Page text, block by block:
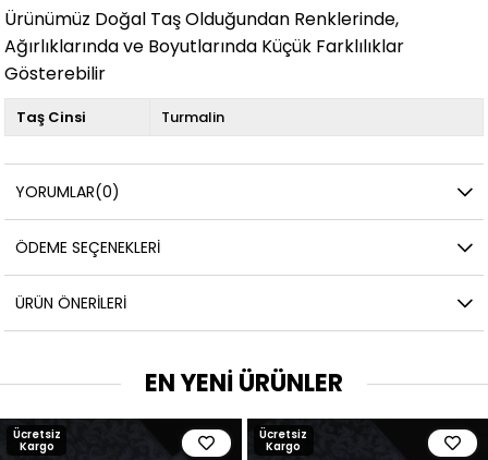
Ürünümüz Doğal Taş Olduğundan Renklerinde,
Ağırlıklarında ve Boyutlarında Küçük Farklılıklar
Gösterebilir
Taş Cinsi Turmalin
YORUMLAR(0)
ÖDEME SEÇENEKLERI
ÜRÜN ÖNERILERI
EN YENİ ÜRÜNLER
Ücretsiz
Kargo
Ücretsiz
Kargo